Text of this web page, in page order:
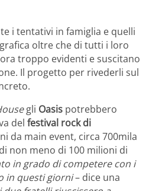
i tentativi in famiglia e quelli
oltre che di tutti i loro
troppo evidenti e suscitano
Il progetto per rivederli sul
gli Oasis potrebbero
del festival rock di
da main event, circa 700mila
non meno di 100 milioni di
in grado di competere con i
in questi giorni– dice una